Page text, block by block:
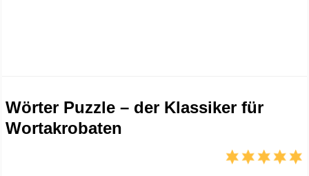
Wörter Puzzle – der Klassiker für
Wortakrobaten